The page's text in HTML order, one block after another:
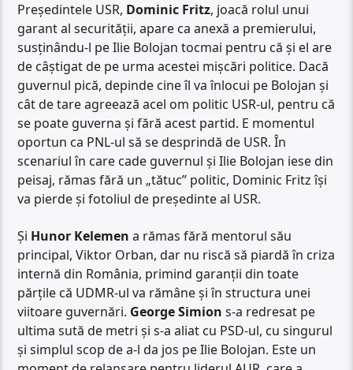
Președintele USR, Dominic Fritz, joacă rolul unui
garant al securității, apare ca anexă a premierului,
susținându-l pe Ilie Bolojan tocmai pentru că și el are
de câștigat de pe urma acestei mișcări politice. Dacă
guvernul pică, depinde cine îl va înlocui pe Bolojan și
cât de tare agreează acel om politic USR-ul, pentru că
se poate guverna și fără acest partid. E momentul
oportun ca PNL-ul să se desprindă de USR. În
scenariul în care cade guvernul și Ilie Bolojan iese din
peisaj, rămas fără un „tătuc” politic, Dominic Fritz își
va pierde și fotoliul de președinte al USR.
Și Hunor Kelemen a rămas fără mentorul său
principal, Viktor Orban, dar nu riscă să piardă în criza
internă din România, primind garanții din toate
părțile că UDMR-ul va rămâne și în structura unei
viitoare guvernări. George Simion s-a redresat pe
ultima sută de metri și s-a aliat cu PSD-ul, cu singurul
și simplul scop de a-l da jos pe Ilie Bolojan. Este un